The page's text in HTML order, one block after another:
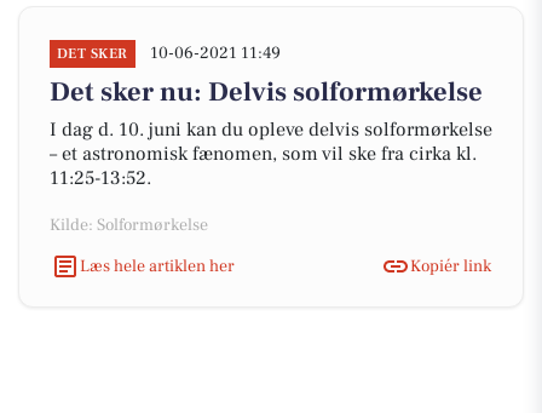
DET SKER 10-06-2021 11:49
Det sker nu: Delvis solformørkelse
I dag d. 10. juni kan du opleve delvis solformørkelse
– et astronomisk fænomen, som vil ske fra cirka kl.
11:25-13:52.
Kilde: Solformørkelse
Læs hele artiklen her
Kopiér link